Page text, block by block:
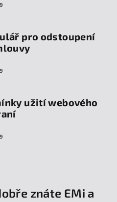
pro odstoupení
užití webového
znáte EMi a